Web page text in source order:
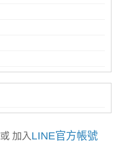
或 加入LINE官方帳號